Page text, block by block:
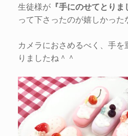
生徒様が 『手にのせてとりま
って下さったのが嬉しかった
カメラにおさめるべく、手
りましたね＾＾